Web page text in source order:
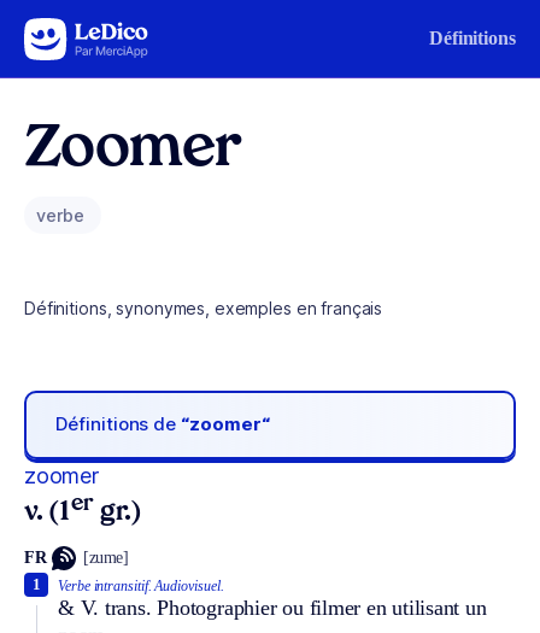
Aller au contenu Définitions
Zoomer
verbe
Définitions, synonymes, exemples en français
Définitions de “zoomer“
zoomer
v. (1er gr.)
FR [zume]
Verbe intransitif. Audiovisuel.
& V. trans. Photographier ou filmer en utilisant un
1